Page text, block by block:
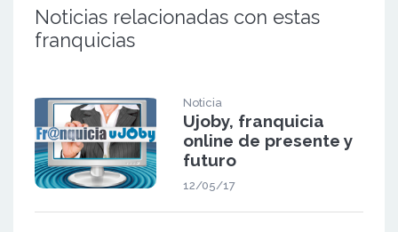
Noticias relacionadas con estas
franquicias
Noticia
Ujoby, franquicia
online de presente y
futuro
12/05/17